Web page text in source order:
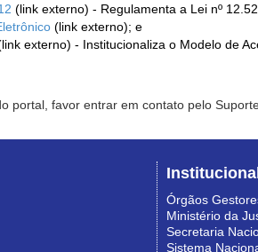
(link externo) - Regulamenta a Lei nº
(link externo); e
externo) - Institucionaliza o Modelo de
portal, favor entrar em contato pelo
Institucional
Órgãos
Ministério da
Secretaria
Sistema